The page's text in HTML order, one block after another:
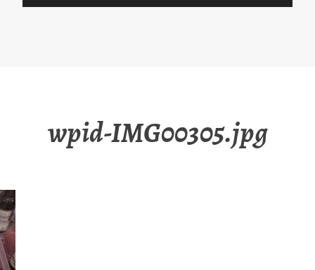
wpid-IMG00305.jpg